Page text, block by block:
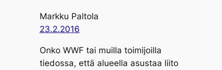
Markku Paltola
23.2.2016
Onko WWF tai muilla toimijoilla
tiedossa, että alueella asustaa liito